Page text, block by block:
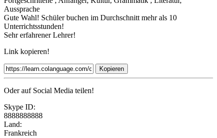
Aussprache
Gute Wahl! Schüler buchen im Durchschnitt mehr als 10
Unterrichtsstunden!
Sehr erfahrener Lehrer!
Link kopieren!
Kopieren
Oder auf Social Media teilen!
Skype ID:
8888888888
Land:
Frankreich